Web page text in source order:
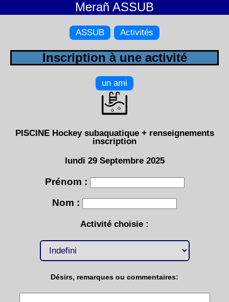
Merañ ASSUB
ASSUB Activités
Inscription à une activité
un ami
PISCINE Hockey subaquatique + renseignements
inscription
lundi 29 Septembre 2025
Prénom :
Nom :
Activité choisie :
Désirs, remarques ou commentaires: